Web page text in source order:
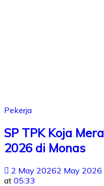
Pekerja
SP TPK Koja
2026 di Monas
2 May 20262 May 2026
at 05:33